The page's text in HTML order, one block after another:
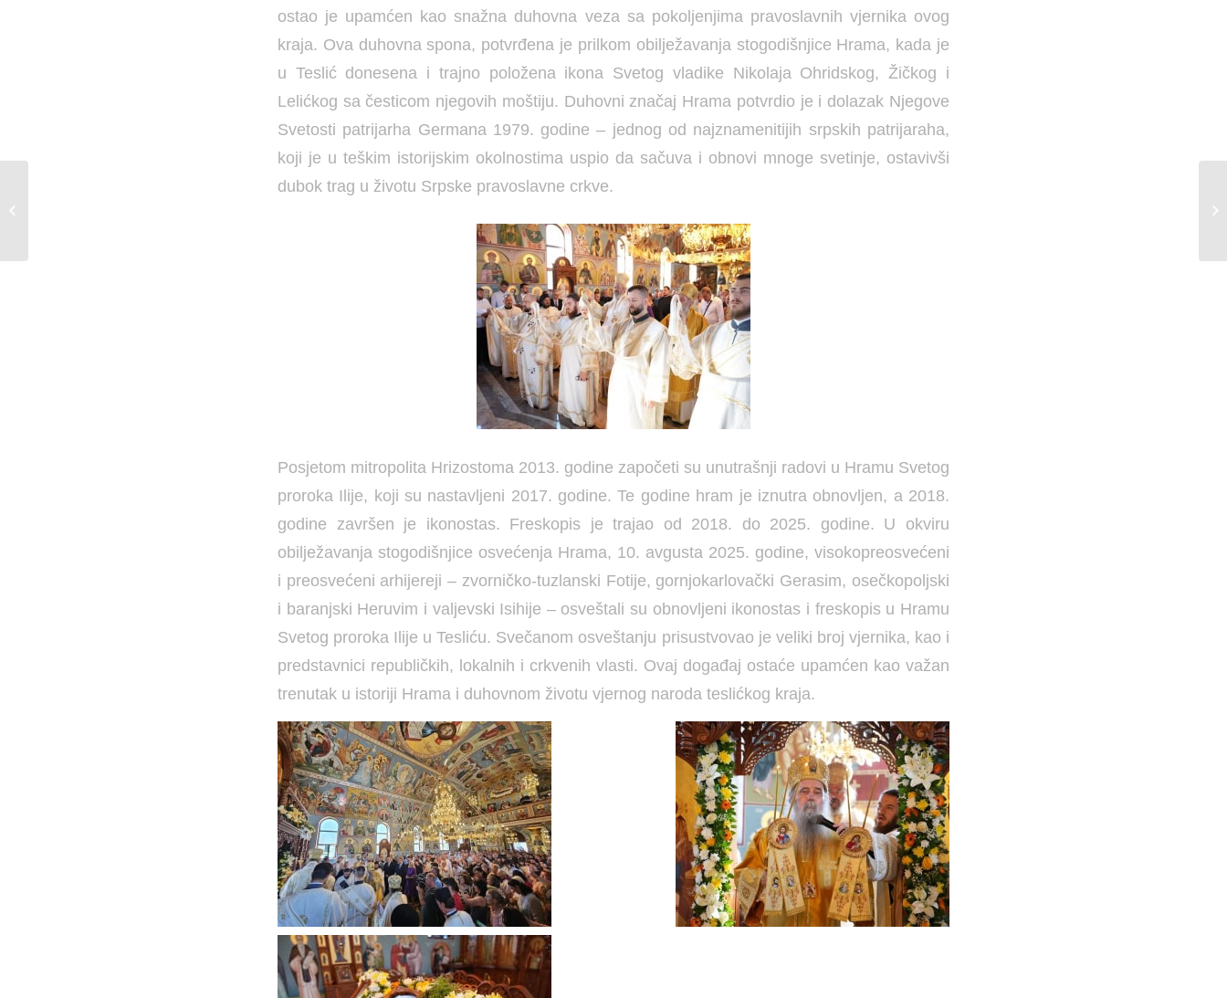
ostao je upamćen kao snažna duhovna veza sa pokoljenjima pravoslavnih vjernika ovog
kraja. Ova duhovna spona, potvrđena je prilkom obilježavanja stogodišnjice Hrama, kada je
u Teslić donesena i trajno položena ikona Svetog vladike Nikolaja Ohridskog, Žičkog i
Lelićkog sa česticom njegovih moštiju. Duhovni značaj Hrama potvrdio je i dolazak Njegove
Svetosti patrijarha Germana 1979. godine – jednog od najznamenitijih srpskih patrijaraha,
koji je u teškim istorijskim okolnostima uspio da sačuva i obnovi mnoge svetinje, ostavivši
dubok trag u životu Srpske pravoslavne crkve.
Posjetom mitropolita Hrizostoma 2013. godine započeti su unutrašnji radovi u Hramu Svetog
proroka Ilije, koji su nastavljeni 2017. godine. Te godine hram je iznutra obnovljen, a 2018.
godine završen je ikonostas. Freskopis je trajao od 2018. do 2025. godine. U okviru
obilježavanja stogodišnjice osvećenja Hrama, 10. avgusta 2025. godine, visokopreosvećeni
i preosvećeni arhijereji – zvorničko-tuzlanski Fotije, gornjokarlovački Gerasim, osečkopoljski
i baranjski Heruvim i valjevski Isihije – osveštali su obnovljeni ikonostas i freskopis u Hramu
Svetog proroka Ilije u Tesliću. Svečanom osveštanju prisustvovao je veliki broj vjernika, kao i
predstavnici republičkih, lokalnih i crkvenih vlasti. Ovaj događaj ostaće upamćen kao važan
trenutak u istoriji Hrama i duhovnom životu vjernog naroda teslićkog kraja.